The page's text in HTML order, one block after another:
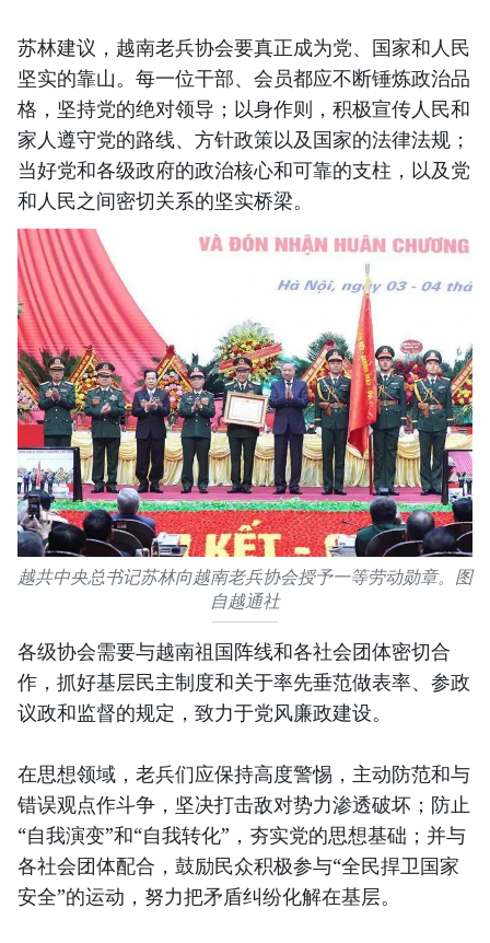
苏林建议，越南老兵协会要真正成为党、国家和人民
坚实的靠山。每一位干部、会员都应不断锤炼政治品
格，坚持党的绝对领导；以身作则，积极宣传人民和
家人遵守党的路线、方针政策以及国家的法律法规；
当好党和各级政府的政治核心和可靠的支柱，以及党
和人民之间密切关系的坚实桥梁。
越共中央总书记苏林向越南老兵协会授予一等劳动勋章。图
自越通社
各级协会需要与越南祖国阵线和各社会团体密切合
作，抓好基层民主制度和关于率先垂范做表率、参政
议政和监督的规定，致力于党风廉政建设。
在思想领域，老兵们应保持高度警惕，主动防范和与
错误观点作斗争，坚决打击敌对势力渗透破坏；防止
“自我演变”和“自我转化”，夯实党的思想基础；并与
各社会团体配合，鼓励民众积极参与“全民捍卫国家
安全”的运动，努力把矛盾纠纷化解在基层。